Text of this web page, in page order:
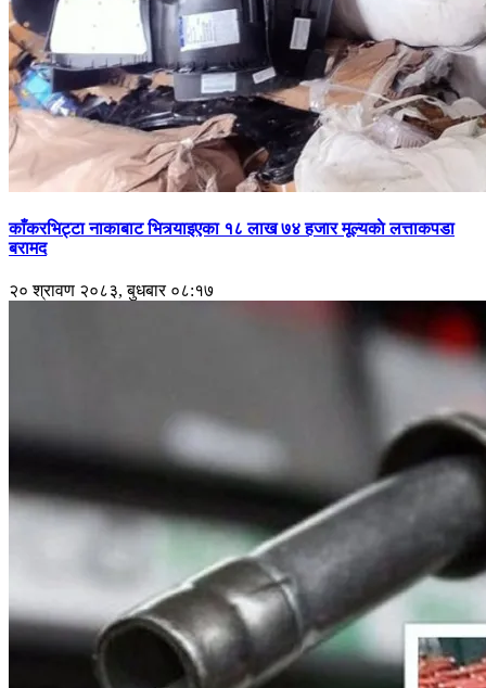
काँकरभिट्टा नाकाबाट भित्र्याइएका १८ लाख ७४ हजार मूल्यकाे लत्ताकपडा
बरामद
२० श्रावण २०८३, बुधबार ०८:१७